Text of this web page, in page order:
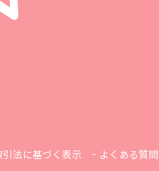
法に基づく表示 よくある質問